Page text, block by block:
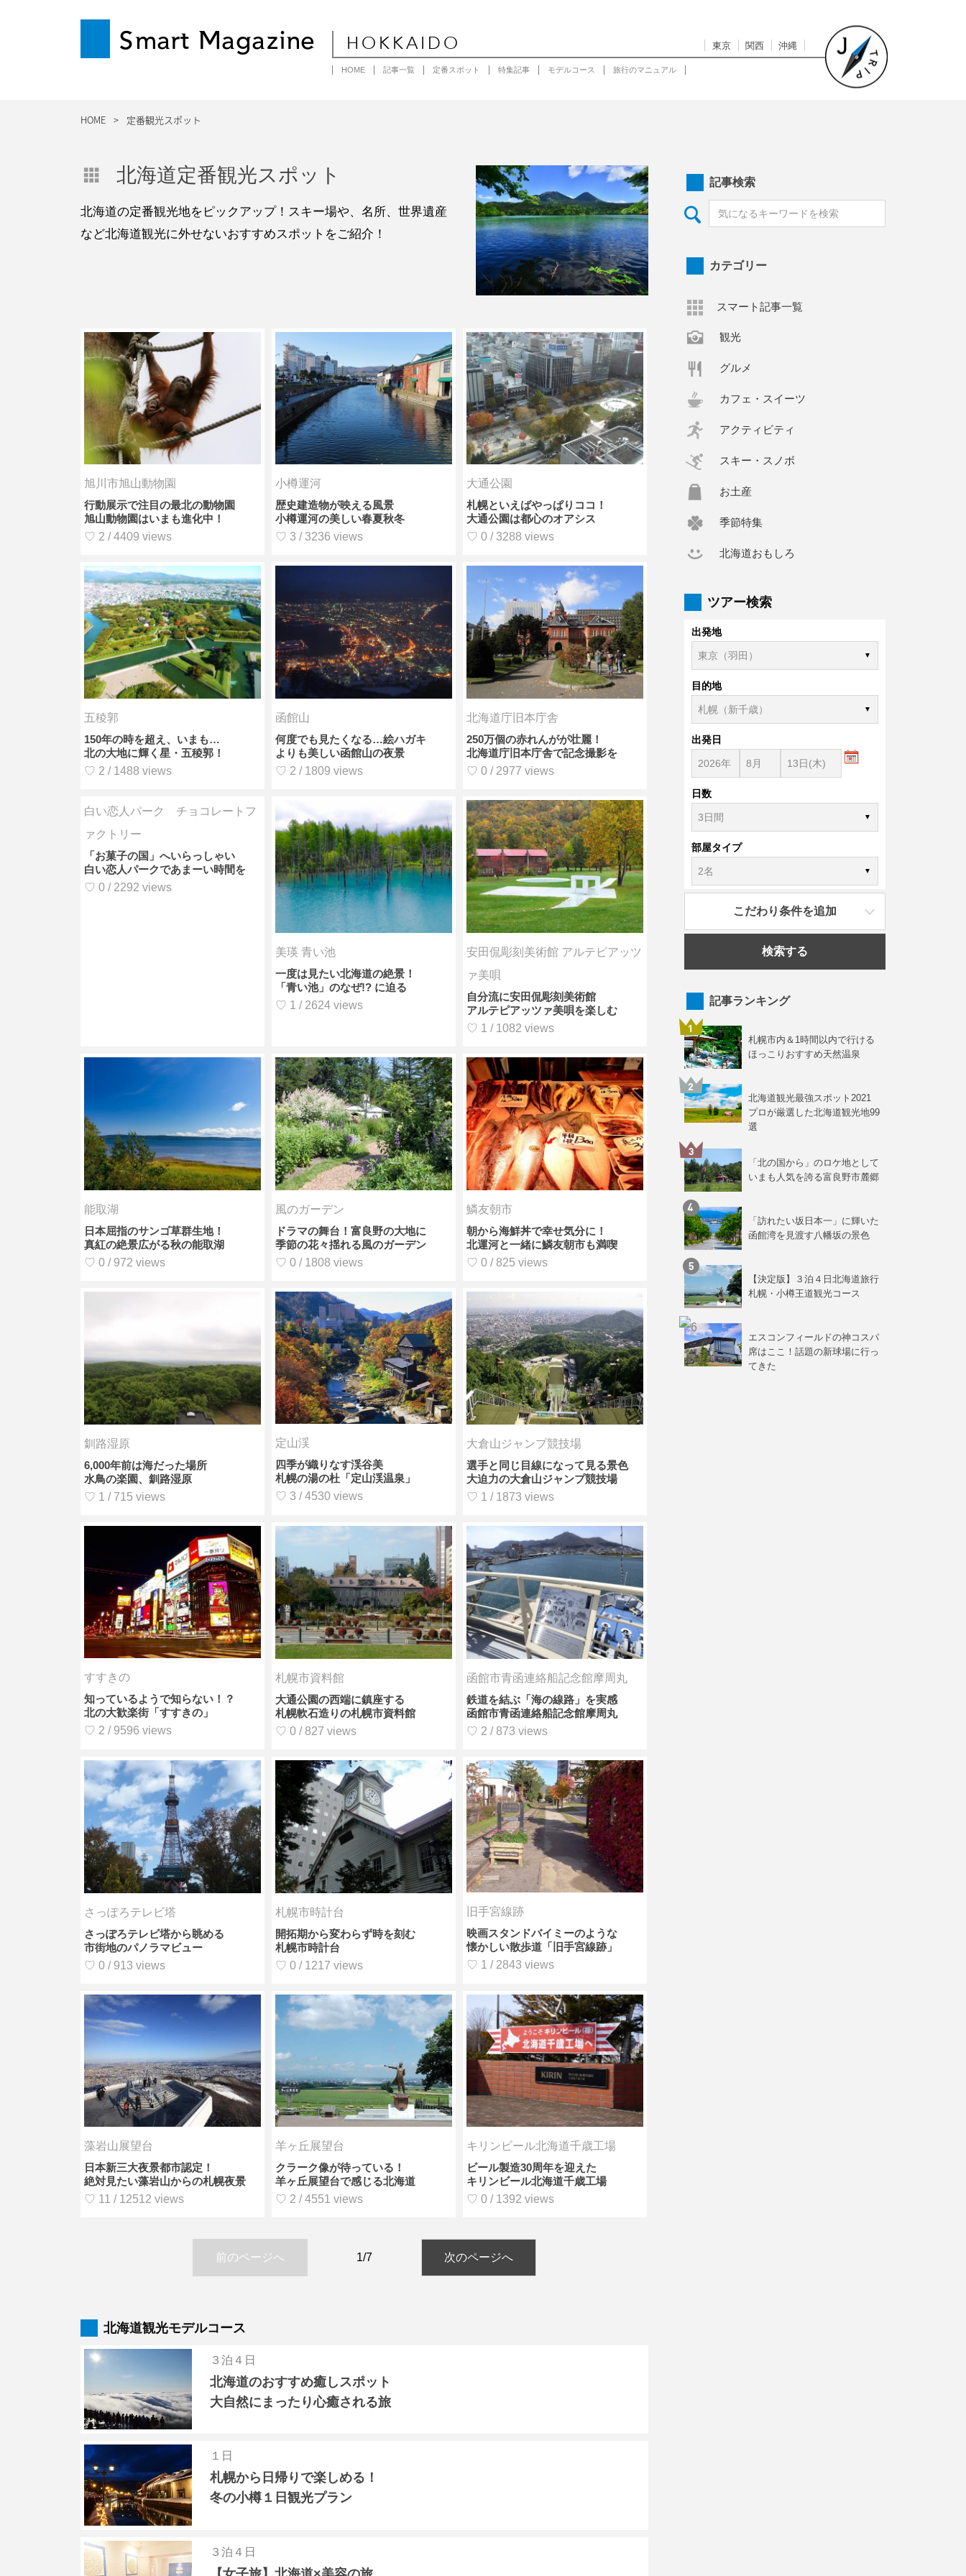
Smart Magazine HOKKAIDO 東京 関西 沖縄
HOME 記事一覧 定番スポット 特集記事 モデルコース 旅行のマニュアル
HOME 定番観光スポット
北海道定番観光スポット
北海道の定番観光地をピックアップ！スキー場や、名所、世界遺産
など北海道観光に外せないおすすめスポットをご紹介！
旭川市旭山動物園
行動展示で注目の最北の動物園
旭山動物園はいまも進化中！
♡ 2 / 4409 views
小樽運河
歴史建造物が映える風景
小樽運河の美しい春夏秋冬
♡ 3 / 3236 views
大通公園
札幌といえばやっぱりココ！
大通公園は都心のオアシス
♡ 0 / 3288 views
五稜郭
150年の時を超え、いまも…
北の大地に輝く星・五稜郭！
♡ 2 / 1488 views
函館山
何度でも見たくなる…絵ハガキ
よりも美しい函館山の夜景
♡ 2 / 1809 views
北海道庁旧本庁舎
250万個の赤れんがが壮麗！
北海道庁旧本庁舎で記念撮影を
♡ 0 / 2977 views
白い恋人パーク チョコレートフ
ァクトリー
「お菓子の国」へいらっしゃい
白い恋人パークであまーい時間を
♡ 0 / 2292 views
美瑛 青い池
一度は見たい北海道の絶景！
「青い池」のなぜ!? に迫る
♡ 1 / 2624 views
安田侃彫刻美術館 アルテピアッツ
ァ美唄
自分流に安田侃彫刻美術館
アルテピアッツァ美唄を楽しむ
♡ 1 / 1082 views
能取湖
日本屈指のサンゴ草群生地！
真紅の絶景広がる秋の能取湖
♡ 0 / 972 views
風のガーデン
ドラマの舞台！富良野の大地に
季節の花々揺れる風のガーデン
♡ 0 / 1808 views
鱗友朝市
朝から海鮮丼で幸せ気分に！
北運河と一緒に鱗友朝市も満喫
♡ 0 / 825 views
釧路湿原
6,000年前は海だった場所
水鳥の楽園、釧路湿原
♡ 1 / 715 views
定山渓
四季が織りなす渓谷美
札幌の湯の杜「定山渓温泉」
♡ 3 / 4530 views
大倉山ジャンプ競技場
選手と同じ目線になって見る景色
大迫力の大倉山ジャンプ競技場
♡ 1 / 1873 views
すすきの
知っているようで知らない！？
北の大歓楽街「すすきの」
♡ 2 / 9596 views
札幌市資料館
大通公園の西端に鎮座する
札幌軟石造りの札幌市資料館
♡ 0 / 827 views
函館市青函連絡船記念館摩周丸
鉄道を結ぶ「海の線路」を実感
函館市青函連絡船記念館摩周丸
♡ 2 / 873 views
さっぽろテレビ塔
さっぽろテレビ塔から眺める
市街地のパノラマビュー
♡ 0 / 913 views
札幌市時計台
開拓期から変わらず時を刻む
札幌市時計台
♡ 0 / 1217 views
旧手宮線跡
映画スタンドバイミーのような
懐かしい散歩道「旧手宮線跡」
♡ 1 / 2843 views
藻岩山展望台
日本新三大夜景都市認定！
絶対見たい藻岩山からの札幌夜景
♡ 11 / 12512 views
羊ヶ丘展望台
クラーク像が待っている！
羊ヶ丘展望台で感じる北海道
♡ 2 / 4551 views
キリンビール北海道千歳工場
ビール製造30周年を迎えた
キリンビール北海道千歳工場
♡ 0 / 1392 views
前のページへ 1/7 次のページへ
北海道観光モデルコース
３泊４日
北海道のおすすめ癒しスポット
大自然にまったり心癒される旅
１日
札幌から日帰りで楽しめる！
冬の小樽１日観光プラン
３泊４日
記事検索
カテゴリー
スマート記事一覧
観光
グルメ
カフェ・スイーツ
アクティビティ
スキー・スノボ
お土産
季節特集
北海道おもしろ
ツアー検索
出発地
目的地
出発日
日数
部屋タイプ
こだわり条件を追加
検索する
記事ランキング
札幌市内＆1時間以内で行ける
ほっこりおすすめ天然温泉
北海道観光最強スポット2021
プロが厳選した北海道観光地99
選
「北の国から」のロケ地として
いまも人気を誇る富良野市麓郷
「訪れたい坂日本一」に輝いた
函館湾を見渡す八幡坂の景色
【決定版】３泊４日北海道旅行
札幌・小樽王道観光コース
エスコンフィールドの神コスパ
席はここ！話題の新球場に行っ
てきた